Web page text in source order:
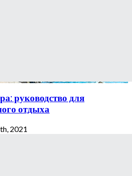
руководство для
отдыха
2021